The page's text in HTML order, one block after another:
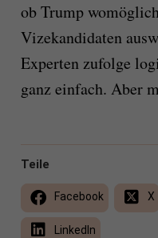
ob Trump
Vizekandidaten
Experten zufolge
ganz einfach. Aber
Teile
Facebook X
LinkedIn